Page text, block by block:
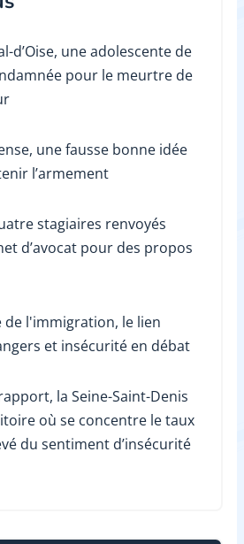
d’Oise, une adolescente de
pour le meurtre de
une fausse bonne idée
l’armement
stagiaires renvoyés
d’avocat pour des propos
de l'immigration, le lien
et insécurité en débat
la Seine-Saint-Denis
où se concentre le taux
du sentiment d’insécurité